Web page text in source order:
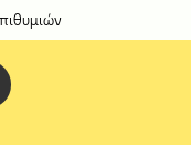
από τους